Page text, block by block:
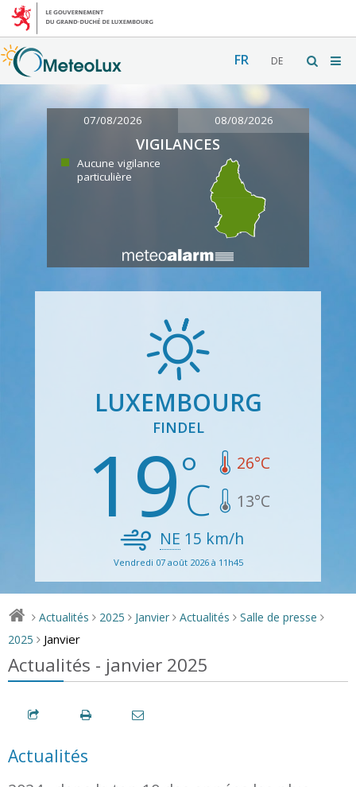
FR DE
07/08/2026 08/08/2026
VIGILANCES
Aucune vigilance
particulière
LUXEMBOURG
FINDEL
19 26°C
13°C
NE 15 km/h
Vendredi 07 août 2026 à 11h45
> Actualités > 2025 > Janvier > Actualités > Salle de presse >
2025 > Janvier
Actualités - janvier 2025
Actualités